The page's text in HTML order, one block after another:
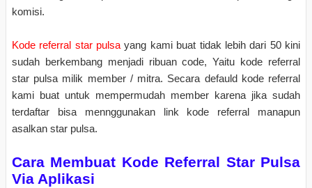
komisi.
Kode referral star pulsa yang kami buat tidak lebih dari 50 kini
sudah berkembang menjadi ribuan code, Yaitu kode referral
star pulsa milik member / mitra. Secara defauld kode referral
kami buat untuk mempermudah member karena jika sudah
terdaftar bisa mennggunakan link kode referral manapun
asalkan star pulsa.
Cara Membuat Kode Referral Star Pulsa
Via Aplikasi